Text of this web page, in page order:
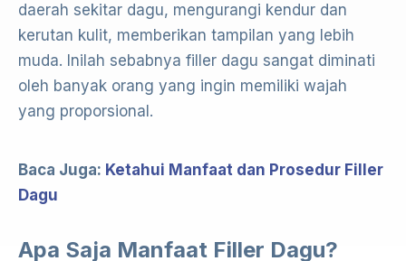
daerah sekitar dagu, mengurangi kendur dan
kerutan kulit, memberikan tampilan yang lebih
muda. Inilah sebabnya filler dagu sangat diminati
oleh banyak orang yang ingin memiliki wajah
yang proporsional.
Baca Juga: Ketahui Manfaat dan Prosedur Filler
Dagu
Apa Saja Manfaat Filler Dagu?